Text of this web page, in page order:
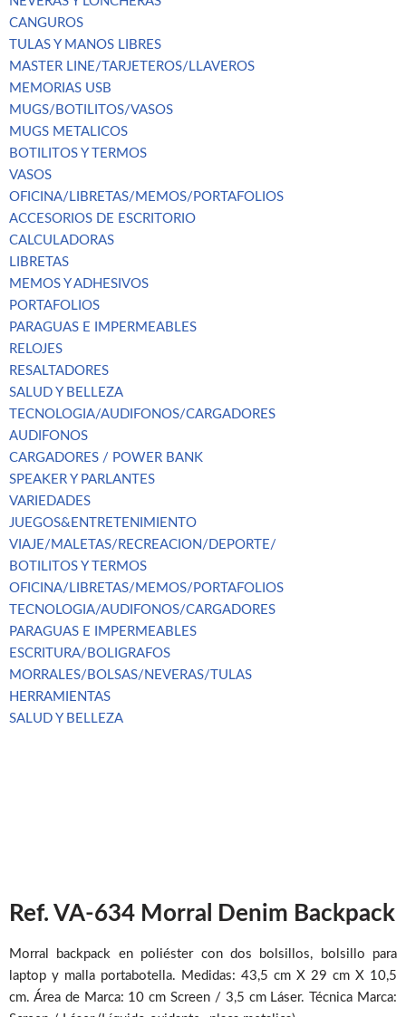
CANGUROS
TULAS Y MANOS LIBRES
MASTER LINE/TARJETEROS/LLAVEROS
MEMORIAS USB
MUGS/BOTILITOS/VASOS
MUGS METALICOS
BOTILITOS Y TERMOS
VASOS
OFICINA/LIBRETAS/MEMOS/PORTAFOLIOS
ACCESORIOS DE ESCRITORIO
CALCULADORAS
LIBRETAS
MEMOS Y ADHESIVOS
PORTAFOLIOS
PARAGUAS E IMPERMEABLES
RELOJES
RESALTADORES
SALUD Y BELLEZA
TECNOLOGIA/AUDIFONOS/CARGADORES
AUDIFONOS
CARGADORES / POWER BANK
SPEAKER Y PARLANTES
VARIEDADES
JUEGOS&ENTRETENIMIENTO
VIAJE/MALETAS/RECREACION/DEPORTE/
BOTILITOS Y TERMOS
OFICINA/LIBRETAS/MEMOS/PORTAFOLIOS
TECNOLOGIA/AUDIFONOS/CARGADORES
PARAGUAS E IMPERMEABLES
ESCRITURA/BOLIGRAFOS
MORRALES/BOLSAS/NEVERAS/TULAS
HERRAMIENTAS
SALUD Y BELLEZA
Ref. VA-634 Morral Denim Backpack
Morral backpack en poliéster con dos bolsillos, bolsillo para
laptop y malla portabotella. Medidas: 43,5 cm X 29 cm X 10,5
cm. Área de Marca: 10 cm Screen / 3,5 cm Láser. Técnica Marca: